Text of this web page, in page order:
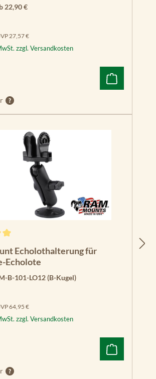
22,90 €
Regulärer Preis:
27,57 €
zzgl. Versandkosten
Bewertung von 5 von 5 Sternen
Echolothalterung für
Echolote
B-101-LO12 (B-Kugel)
Regulärer Preis:
64,95 €
zzgl. Versandkosten